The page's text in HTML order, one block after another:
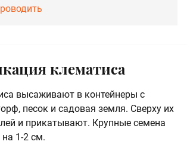
клематиса
высаживают в контейнеры с
песок и садовая земля. Сверху их
и прикатывают. Крупные семена
на 1-2 см.